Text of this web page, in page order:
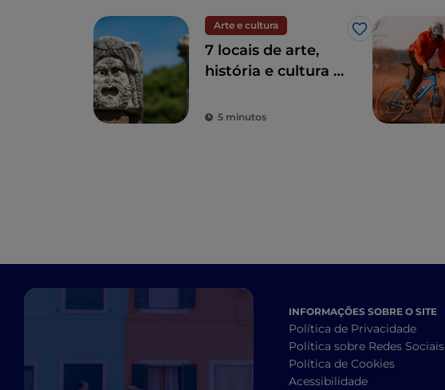
Arte e cultura
Gosto
7 locais de arte,
história e cultura a
5 minutos
INFORMAÇÕES SOBRE O SITE
Política de Privacidade
Política sobre Redes Sociais
Política de Cookies
Acessibilidade